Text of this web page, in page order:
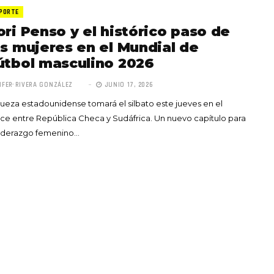
Penso y el histórico paso de
mujeres en el Mundial de
masculino 2026
RIVERA GONZÁLEZ JUNIO 17, 2026
estadounidense tomará el silbato este jueves en el
entre República Checa y Sudáfrica. Un nuevo capítulo para
femenino…
Totó la Momposina: el
adiós a la gran